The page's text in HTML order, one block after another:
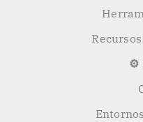
⚙️